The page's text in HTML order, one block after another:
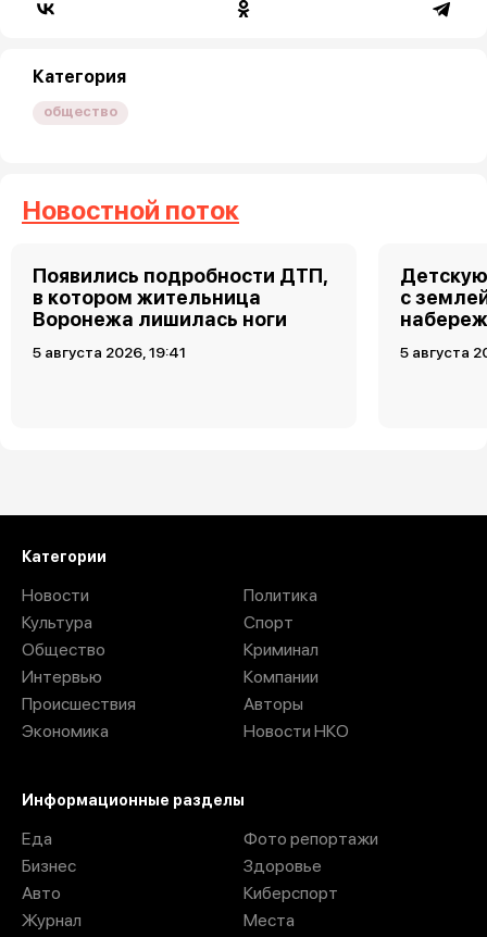
Категория
общество
Новостной поток
Появились подробности ДТП,
в котором жительница
Воронежа лишилась ноги
5 августа 2026, 19:41
с
5 августа
Категории
Новости
Культура
Общество
Интервью
Происшествия
Экономика
Политика
Спорт
Криминал
Компании
Авторы
Новости НКО
Информационные разделы
Еда
Бизнес
Авто
Журнал
Фото репортажи
Здоровье
Киберспорт
Места